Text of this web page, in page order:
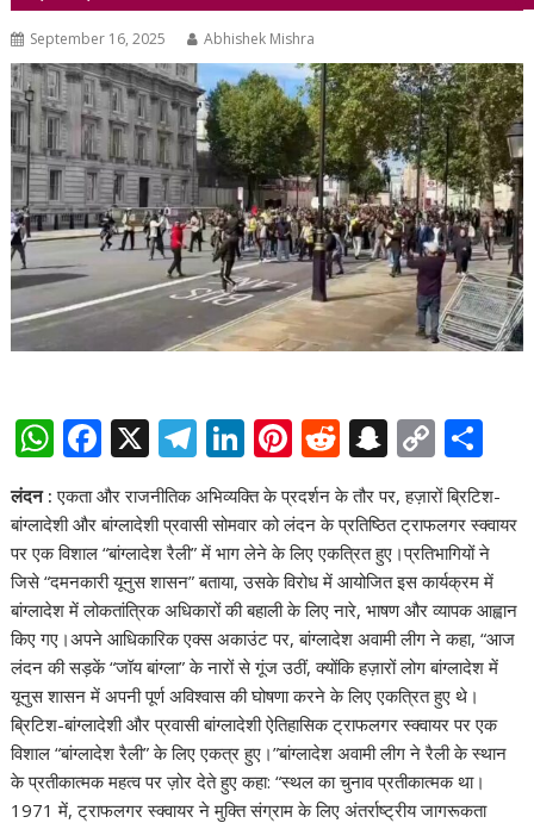
September 16, 2025 Abhishek Mishra
W
at
s
A
p
p
F
ac
e
b
o
o
k
X T
el
e
gr
a
m
Li
n
k
e
dI
n
Pi
nt
er
e
st
R
e
d
di
t
S
a
p
c
h
at
C
o
p
y
Li
n
k
ar
e
लंदन : एकता और राजनीतिक अभिव्यक्ति के प्रदर्शन के तौर पर, हज़ारों ब्रिटिश-
बांग्लादेशी और बांग्लादेशी प्रवासी सोमवार को लंदन के प्रतिष्ठित ट्राफलगर स्क्वायर
पर एक विशाल “बांग्लादेश रैली” में भाग लेने के लिए एकत्रित हुए।प्रतिभागियों ने
जिसे “दमनकारी यूनुस शासन” बताया, उसके विरोध में आयोजित इस कार्यक्रम में
बांग्लादेश में लोकतांत्रिक अधिकारों की बहाली के लिए नारे, भाषण और व्यापक आह्वान
किए गए।अपने आधिकारिक एक्स अकाउंट पर, बांग्लादेश अवामी लीग ने कहा, “आज
लंदन की सड़कें “जॉय बांग्ला” के नारों से गूंज उठीं, क्योंकि हज़ारों लोग बांग्लादेश में
यूनुस शासन में अपनी पूर्ण अविश्वास की घोषणा करने के लिए एकत्रित हुए थे।
ब्रिटिश-बांग्लादेशी और प्रवासी बांग्लादेशी ऐतिहासिक ट्राफलगर स्क्वायर पर एक
विशाल “बांग्लादेश रैली” के लिए एकत्र हुए।”बांग्लादेश अवामी लीग ने रैली के स्थान
के प्रतीकात्मक महत्व पर ज़ोर देते हुए कहा: “स्थल का चुनाव प्रतीकात्मक था।
1971 में, ट्राफलगर स्क्वायर ने मुक्ति संग्राम के लिए अंतर्राष्ट्रीय जागरूकता